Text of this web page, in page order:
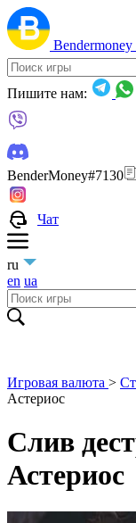
Bendermoney
Пишите нам:
BenderMoney#7130
Чат
ru
en ua
Игровая валюта >
Астериос
Слив
Астериос